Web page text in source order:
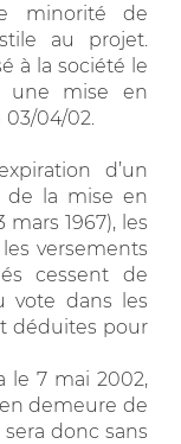
minorité de
au projet.
à la société le
une mise en
04/02.
d’un
de la mise en
1967), les
versements
cessent de
vote dans les
déduites pour
le 7 mai 2002,
demeure de
sera donc sans